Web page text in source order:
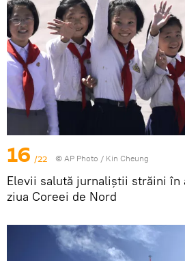
16 /22 © AP Photo / Kin Cheung
Elevii salută jurnaliștii străini în
ziua Coreei de Nord